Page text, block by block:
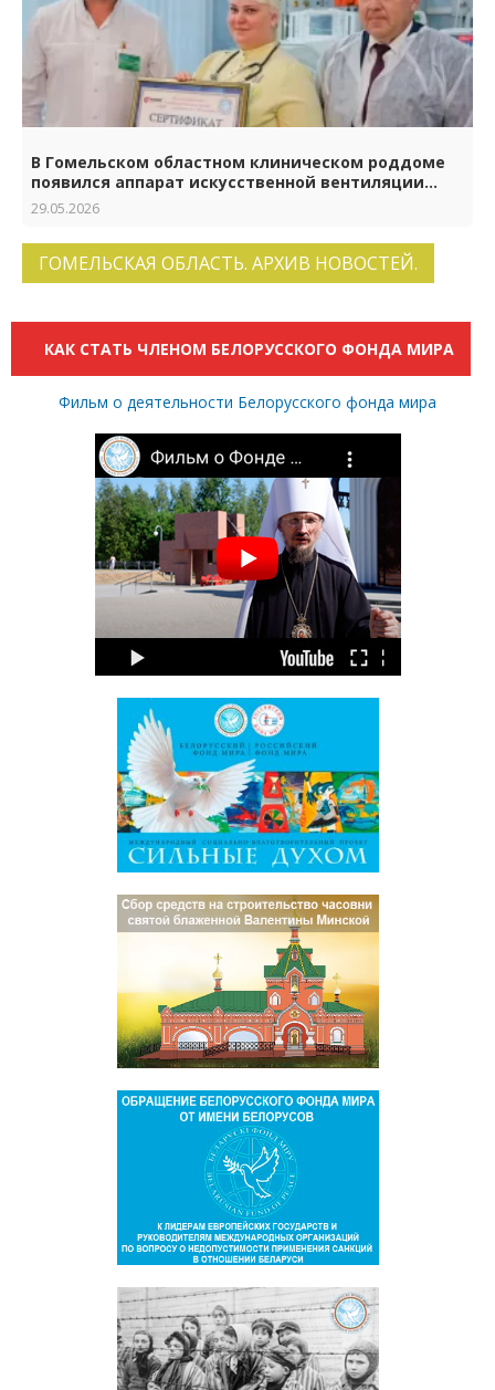
В Гомельском областном клиническом роддоме
появился аппарат искусственной вентиляции
лёгких нового поколения
29.05.2026
ГОМЕЛЬСКАЯ ОБЛАСТЬ. АРХИВ НОВОСТЕЙ.
КАК СТАТЬ ЧЛЕНОМ БЕЛОРУССКОГО ФОНДА МИРА
Фильм о деятельности Белорусского фонда мира